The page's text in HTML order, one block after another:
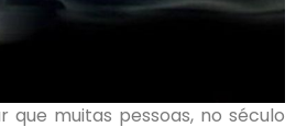
que muitas pessoas, no século